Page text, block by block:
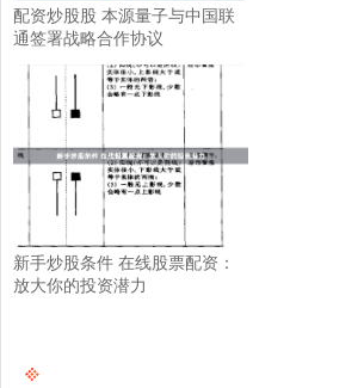
配资炒股股 本源量子与中国联
通签署战略合作协议
新手炒股条件 在线股票配资：
放大你的投资潜力